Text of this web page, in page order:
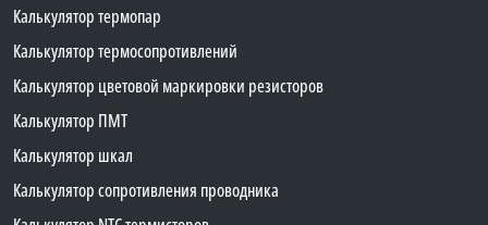
Калькулятор термопар
Калькулятор термосопротивлений
Калькулятор цветовой маркировки резисторов
Калькулятор ПМТ
Калькулятор шкал
Калькулятор сопротивления проводника